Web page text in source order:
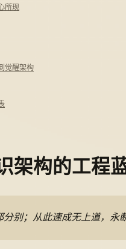
所现
觉醒架构
架构的工程
别；从此速成无上道，永